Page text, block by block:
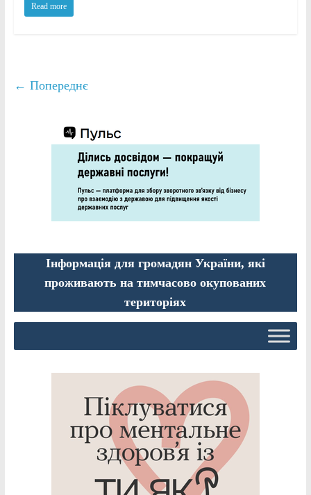
Read more
← Попереднє
Інформація для громадян України, які
проживають на тимчасово окупованих
територіях